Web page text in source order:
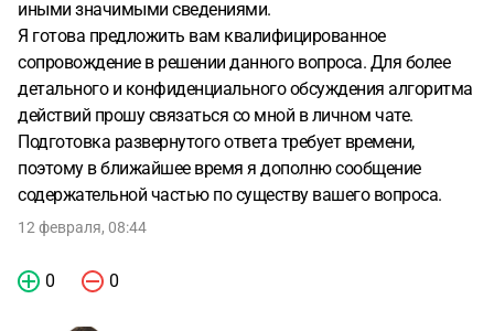
иными значимыми сведениями.
Я готова предложить вам квалифицированное
сопровождение в решении данного вопроса. Для более
детального и конфиденциального обсуждения алгоритма
действий прошу связаться со мной в личном чате.
Подготовка развернутого ответа требует времени,
поэтому в ближайшее время я дополню сообщение
содержательной частью по существу вашего вопроса.
12 февраля, 08:44
0 0